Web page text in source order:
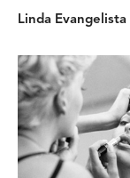
Linda Evangelista